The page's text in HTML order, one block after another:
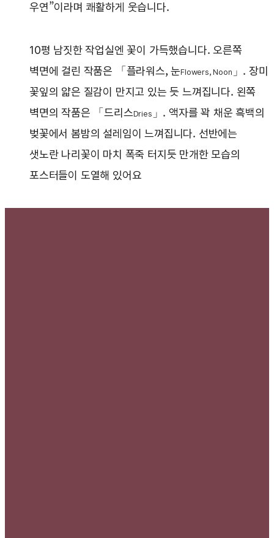
우연”이라며 쾌활하게 웃습니다.
10평 남짓한 작업실엔 꽃이 가득했습니다. 오른쪽
벽면에 걸린 작품은 「플라워스, 눈Flowers, Noon 」. 장미
꽃잎의 얇은 질감이 만지고 있는 듯 느껴집니다. 왼쪽
벽면의 작품은 「드리스Dries 」. 액자를 꽉 채운 흑백의
벚꽃에서 봄밤의 설레임이 느껴집니다. 선반에는
샛노란 나리꽃이 마치 폭죽 터지듯 만개한 모습의
포스터들이 도열해 있어요